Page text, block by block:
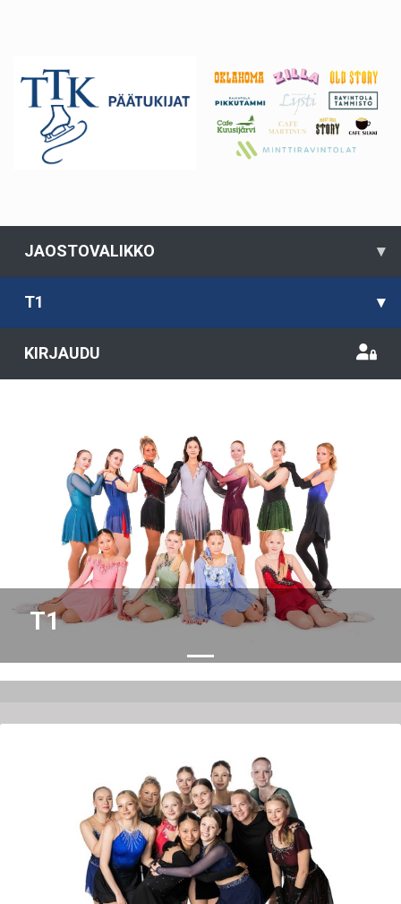
JAOSTOVALIKKO ▾
T1 ▾
KIRJAUDU
T1
Previous